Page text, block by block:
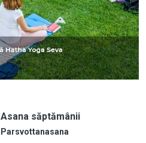
Asana săptămânii
Parsvottanasana